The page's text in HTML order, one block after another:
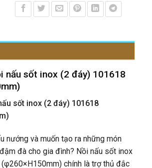
nấu sốt inox (2 đáy) 101618
sốt inox (2 đáy) 101618
nướng và muốn tạo ra những món
đà cho gia đình? Nồi nấu sốt inox
chính là trợ thủ đắc